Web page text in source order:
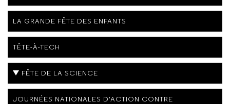
LA GRANDE FÊTE DES ENFANTS
TÊTE-À-TECH
FÊTE DE LA SCIENCE
JOURNÉES NATIONALES D'ACTION CONTRE